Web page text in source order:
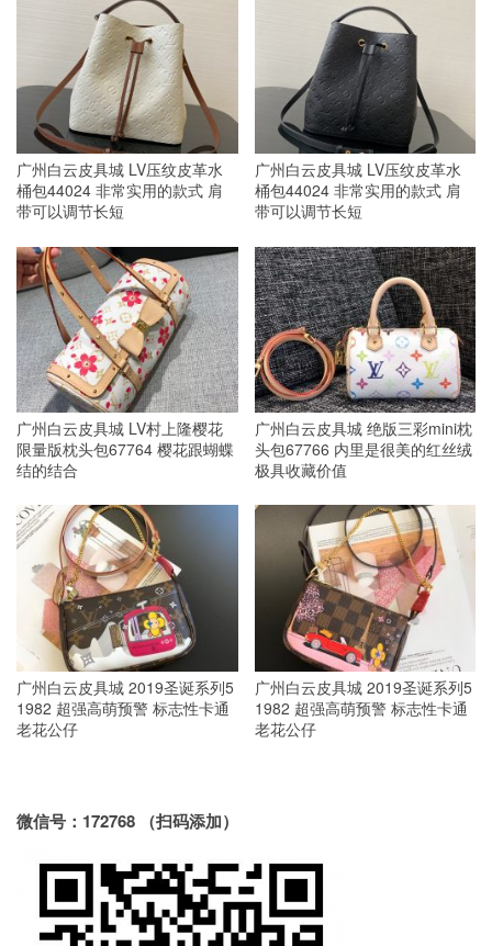
广州白云皮具城 LV压纹皮革水
桶包44024 非常实用的款式 肩
带可以调节长短
广州白云皮具城 LV压纹皮革水
桶包44024 非常实用的款式 肩
带可以调节长短
广州白云皮具城 LV村上隆樱花
限量版枕头包67764 樱花跟蝴蝶
结的结合
广州白云皮具城 绝版三彩mini枕
头包67766 内里是很美的红丝绒
极具收藏价值
广州白云皮具城 2019圣诞系列5
1982 超强高萌预警 标志性卡通
老花公仔
广州白云皮具城 2019圣诞系列5
1982 超强高萌预警 标志性卡通
老花公仔
微信号：172768 （扫码添加）